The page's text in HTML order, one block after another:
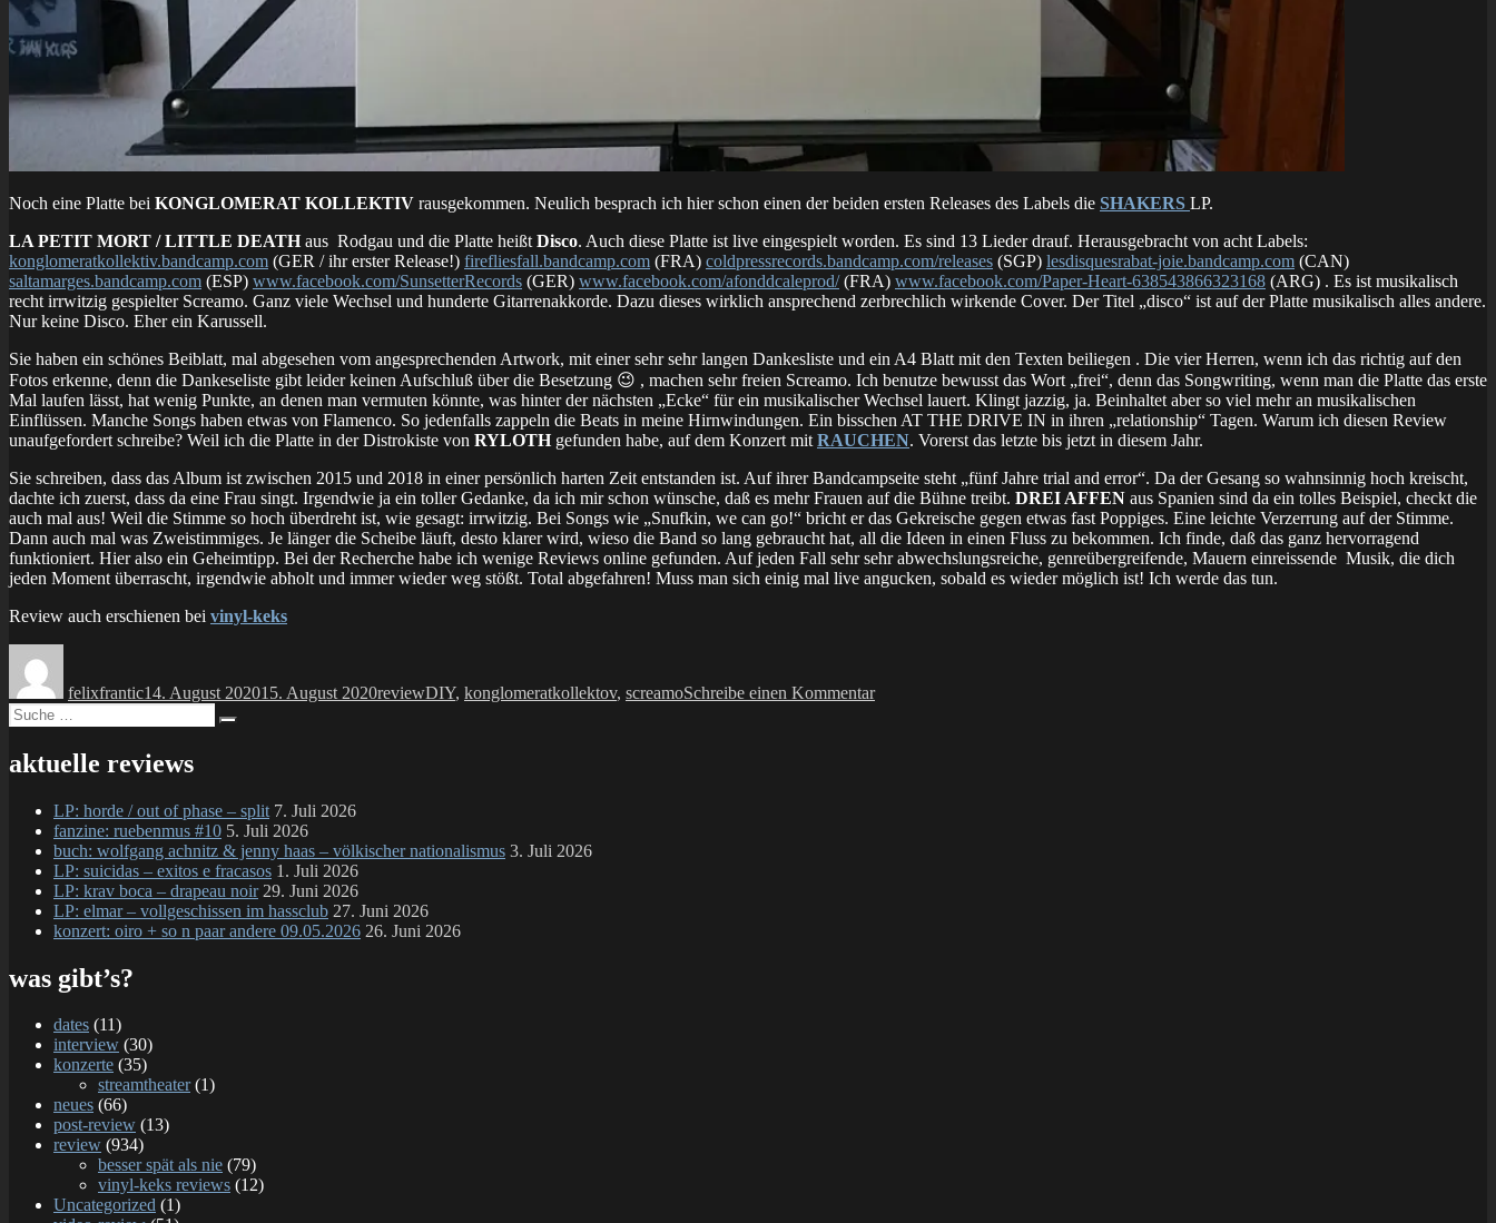
Noch eine Platte bei KONGLOMERAT KOLLEKTIV rausgekommen. Neulich besprach ich hier schon einen der beiden ersten Releases des Labels die SHAKERS LP.
LA PETIT MORT / LITTLE DEATHaus Rodgau und die Platte heißt Disco. Auch diese Platte ist live eingespielt worden. Es sind 13 Lieder drauf. Herausgebracht von acht Labels:
konglomeratkollektiv.bandcamp.com (GER / ihr erster Release!) firefliesfall.bandcamp.com (FRA) coldpressrecords.bandcamp.com/releases (SGP) lesdisquesrabat-joie.bandcamp.com (CAN)
saltamarges.bandcamp.com (ESP) www.facebook.com/SunsetterRecords (GER) www.facebook.com/afonddcaleprod/(FRA) www.facebook.com/Paper-Heart-638543866323168 (ARG) . Es ist musikalisch
recht irrwitzig gespielter Screamo. Ganz viele Wechsel und hunderte Gitarrenakkorde. Dazu dieses wirklich ansprechend zerbrechlich wirkende Cover. Der Titel „disco“ ist auf der Platte musikalisch alles andere.
Nur keine Disco. Eher ein Karussell.
Sie haben ein schönes Beiblatt, mal abgesehen vom angesprechenden Artwork, mit einer sehr sehr langen Dankesliste und ein A4 Blatt mit den Texten beiliegen . Die vier Herren, wenn ich das richtig auf den
Fotos erkenne, denn die Dankeseliste gibt leider keinen Aufschluß über die Besetzung 😉 , machen sehr freien Screamo. Ich benutze bewusst das Wort „frei“, denn das Songwriting, wenn man die Platte das erste
Mal laufen lässt, hat wenig Punkte, an denen man vermuten könnte, was hinter der nächsten „Ecke“ für ein musikalischer Wechsel lauert. Klingt jazzig, ja. Beinhaltet aber so viel mehr an musikalischen
Einflüssen. Manche Songs haben etwas von Flamenco. So jedenfalls zappeln die Beats in meine Hirnwindungen. Ein bisschen AT THE DRIVE IN in ihren „relationship“ Tagen. Warum ich diesen Review
unaufgefordert schreibe? Weil ich die Platte in der Distrokiste von RYLOTH gefunden habe, auf dem Konzert mit RAUCHEN. Vorerst das letzte bis jetzt in diesem Jahr.
Sie schreiben, dass das Album ist zwischen 2015 und 2018 in einer persönlich harten Zeit entstanden ist. Auf ihrer Bandcampseite steht „fünf Jahre trial and error“. Da der Gesang so wahnsinnig hoch kreischt,
dachte ich zuerst, dass da eine Frau singt. Irgendwie ja ein toller Gedanke, da ich mir schon wünsche, daß es mehr Frauen auf die Bühne treibt. DREI AFFEN aus Spanien sind da ein tolles Beispiel, checkt die
auch mal aus! Weil die Stimme so hoch überdreht ist, wie gesagt: irrwitzig. Bei Songs wie „Snufkin, we can go!“ bricht er das Gekreische gegen etwas fast Poppiges. Eine leichte Verzerrung auf der Stimme.
Dann auch mal was Zweistimmiges. Je länger die Scheibe läuft, desto klarer wird, wieso die Band so lang gebraucht hat, all die Ideen in einen Fluss zu bekommen. Ich finde, daß das ganz hervorragend
funktioniert. Hier also ein Geheimtipp. Bei der Recherche habe ich wenige Reviews online gefunden. Auf jeden Fall sehr sehr abwechslungsreiche, genreübergreifende, Mauern einreissende Musik, die dich
jeden Moment überrascht, irgendwie abholt und immer wieder weg stößt. Total abgefahren! Muss man sich einig mal live angucken, sobald es wieder möglich ist! Ich werde das tun.
Review auch erschienen bei vinyl-keks
felixfrantic14. August 202015. August 2020reviewDIY, konglomeratkollektov, screamoSchreibe einen KommentarLA
Suche
nach:
aktuelle reviews
LP: horde / out of phase – split 7. Juli 2026
fanzine: ruebenmus #10 5. Juli 2026
buch: wolfgang achnitz & jenny haas – völkischer nationalismus 3. Juli 2026
LP: suicidas – exitos e fracasos 1. Juli 2026
LP: krav boca – drapeau noir 29. Juni 2026
LP: elmar – vollgeschissen im hassclub 27. Juni 2026
konzert: oiro + so n paar andere 09.05.2026 26. Juni 2026
was gibt’s?
dates (11)
interview (30)
konzerte (35)
streamtheater(1)
neues (66)
post-review (13)
review (934)
besser spät als nie (79)
vinyl-keks reviews (12)
Uncategorized (1)